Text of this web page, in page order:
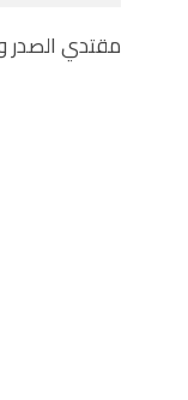
مقتدي الصدر